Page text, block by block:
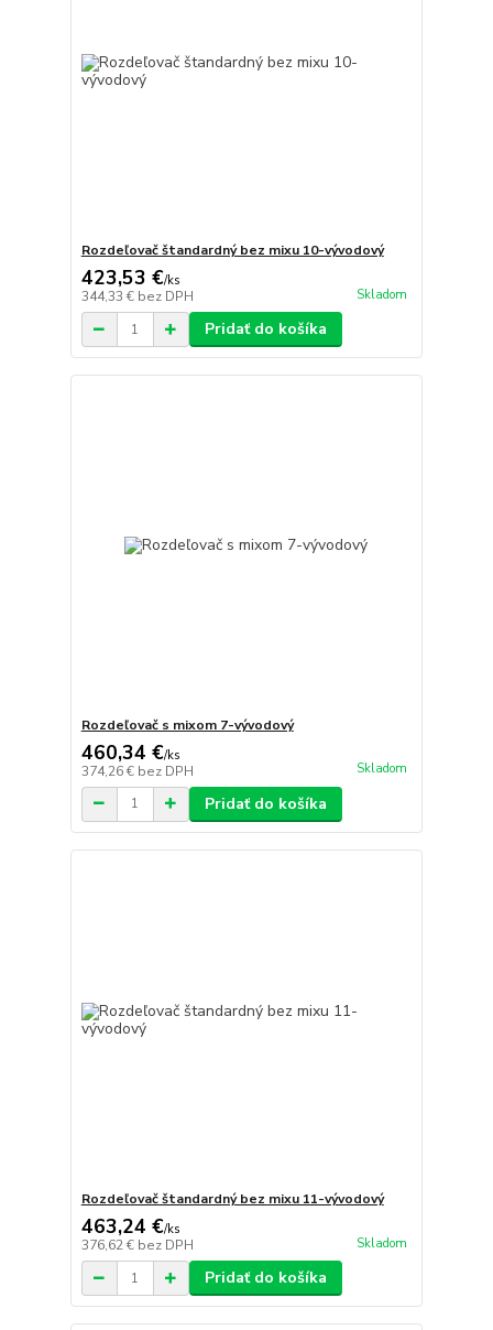
Rozdeľovač štandardný bez mixu 10-vývodový
423,53 €/ks
344,33 € bez DPH Skladom
Pridať do košíka
Rozdeľovač s mixom 7-vývodový
460,34 €/ks
374,26 € bez DPH Skladom
Pridať do košíka
Rozdeľovač štandardný bez mixu 11-vývodový
463,24 €/ks
376,62 € bez DPH Skladom
Pridať do košíka